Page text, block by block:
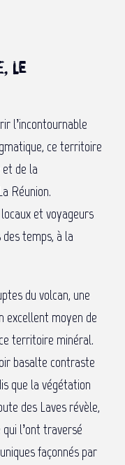
le
l’incontournable
ce territoire
de la
Réunion.
et voyageurs
temps, à la
du volcan, une
excellent moyen de
territoire minéral.
basalte contraste
que la végétation
des Laves révèle,
l’ont traversé
façonnés par